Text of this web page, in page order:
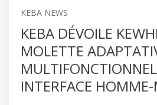
KEBA NEWS
KEBA DÉVOILE
MOLETTE
INTERFACE